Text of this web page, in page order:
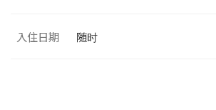
入住日期 随时